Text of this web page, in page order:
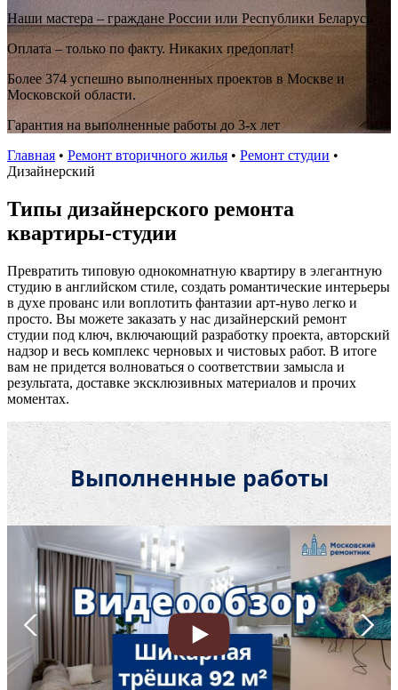
Наши мастера – граждане России или Республики Беларусь
Оплата – только по факту. Никаких предоплат!
Более 374 успешно выполненных проектов в Москве и
Московской области.
Гарантия на выполненные работы до 3-х лет
Главная • Ремонт вторичного жилья • Ремонт студии •
Дизайнерский
Типы дизайнерского ремонта
квартиры-студии
Превратить типовую однокомнатную квартиру в элегантную
студию в английском стиле, создать романтические интерьеры
в духе прованс или воплотить фантазии арт-нуво легко и
просто. Вы можете заказать у нас дизайнерский ремонт
студии под ключ, включающий разработку проекта, авторский
надзор и весь комплекс черновых и чистовых работ. В итоге
вам не придется волноваться о соответствии замысла и
результата, доставке эксклюзивных материалов и прочих
моментах.